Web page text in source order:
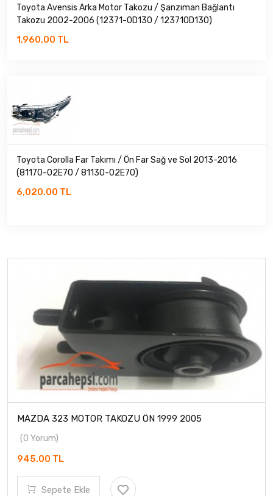
Toyota Avensis Arka Motor Takozu / Şanzıman Bağlantı
Takozu 2002-2006 (12371-0D130 / 123710D130)
1,960.00 TL
Toyota Corolla Far Takımı / Ön Far Sağ ve Sol 2013-2016
(81170-02E70 / 81130-02E70)
6,020.00 TL
MAZDA 323 MOTOR TAKOZU ÖN 1999 2005
(0 Yorum)
945.00 TL
Sepete Ekle